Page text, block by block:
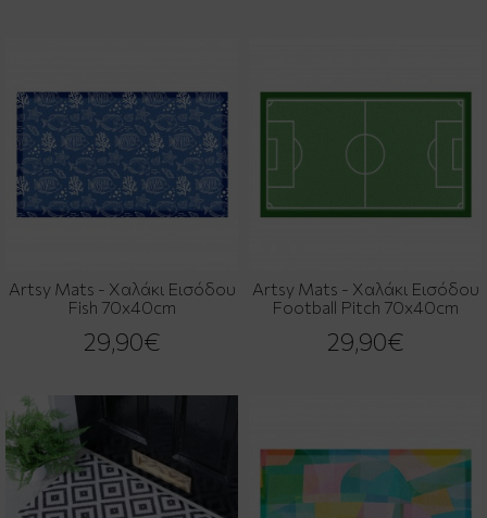
Artsy Mats - Χαλάκι Εισόδου
Fish 70x40cm
29,90€
Artsy Mats - Χαλάκι Εισόδου
Football Pitch 70x40cm
29,90€